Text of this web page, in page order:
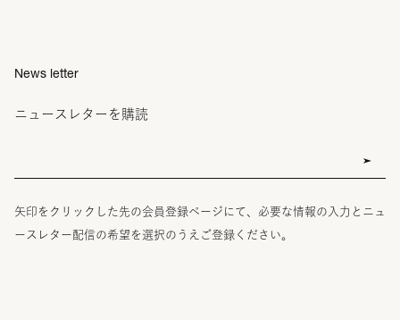
News letter
ニュースレターを購読
矢印をクリックした先の会員登録ページにて、必要な情報の入力とニュ
ースレター配信の希望を選択のうえご登録ください。